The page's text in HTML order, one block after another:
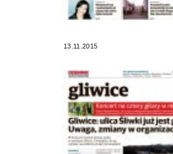
13.11.2015